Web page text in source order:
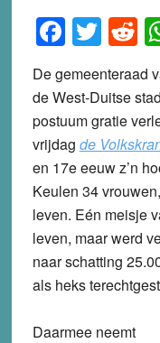
De gemeenteraad
de West-Duitse
postuum gratie
vrijdag de
en 17e eeuw z’n
Keulen 34
leven. Eén meisje
leven, maar werd
naar schatting
als heks
Daarmee neemt